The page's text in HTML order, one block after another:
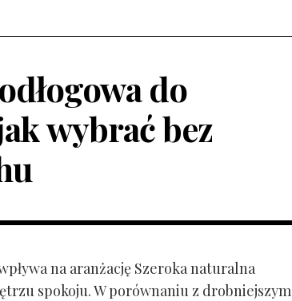
do
wybrać bez
na aranżację Szeroka naturalna
spokoju. W porównaniu z drobniejszym